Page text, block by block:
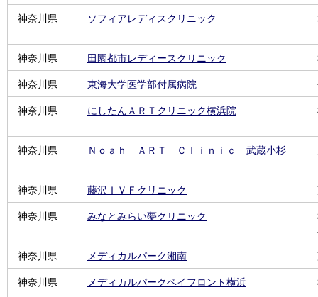
神奈川県 ソフィアレディスクリニック
神奈川県 田園都市レディースクリニック
神奈川県 東海大学医学部付属病院
神奈川県 にしたんＡＲＴクリニック横浜院
神奈川県 Ｎｏａｈ ＡＲＴ Ｃｌｉｎｉｃ 武蔵小杉
神奈川県 藤沢ＩＶＦクリニック
神奈川県 みなとみらい夢クリニック
神奈川県 メディカルパーク湘南
神奈川県 メディカルパークベイフロント横浜